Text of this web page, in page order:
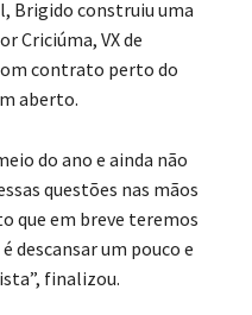
Brigido construiu uma
Criciúma, VX de
contrato perto do
aberto.
do ano e ainda não
questões nas mãos
que em breve teremos
descansar um pouco e
finalizou.